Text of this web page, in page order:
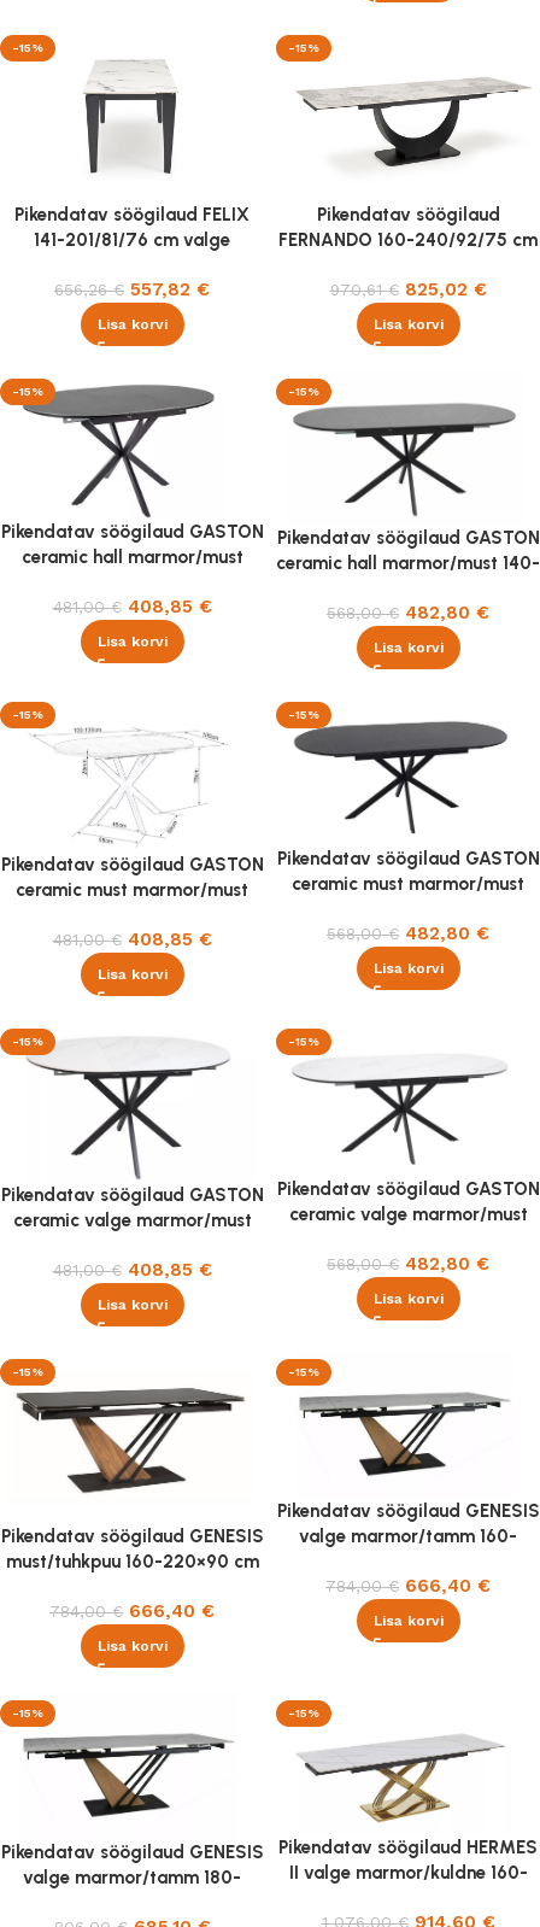
-15%
Pikendatav söögilaud FELIX
141-201/81/76 cm valge
656,26€ 557,82 €
Lisa korvi
-15%
Pikendatav söögilaud
FERNANDO 160-240/92/75 cm
970,61€ 825,02 €
Lisa korvi
-15%
Pikendatav söögilaud GASTON
ceramic hall marmor/must
481,00€ 408,85 €
Lisa korvi
-15%
Pikendatav söögilaud GASTON
ceramic hall marmor/must 140-
568,00€ 482,80 €
Lisa korvi
-15%
Pikendatav söögilaud GASTON
ceramic must marmor/must
481,00€ 408,85 €
Lisa korvi
-15%
Pikendatav söögilaud GASTON
ceramic must marmor/must
568,00€ 482,80 €
Lisa korvi
-15%
Pikendatav söögilaud GASTON
ceramic valge marmor/must
481,00€ 408,85 €
Lisa korvi
-15%
Pikendatav söögilaud GASTON
ceramic valge marmor/must
568,00€ 482,80 €
Lisa korvi
-15%
Pikendatav söögilaud GENESIS
must/tuhkpuu 160-220×90 cm
784,00€ 666,40 €
Lisa korvi
-15%
Pikendatav söögilaud GENESIS
valge marmor/tamm 160-
784,00€ 666,40 €
Lisa korvi
-15%
Pikendatav söögilaud GENESIS
valge marmor/tamm 180-
-15%
Pikendatav söögilaud HERMES
II valge marmor/kuldne 160-
1 076,00€ 914,60 €